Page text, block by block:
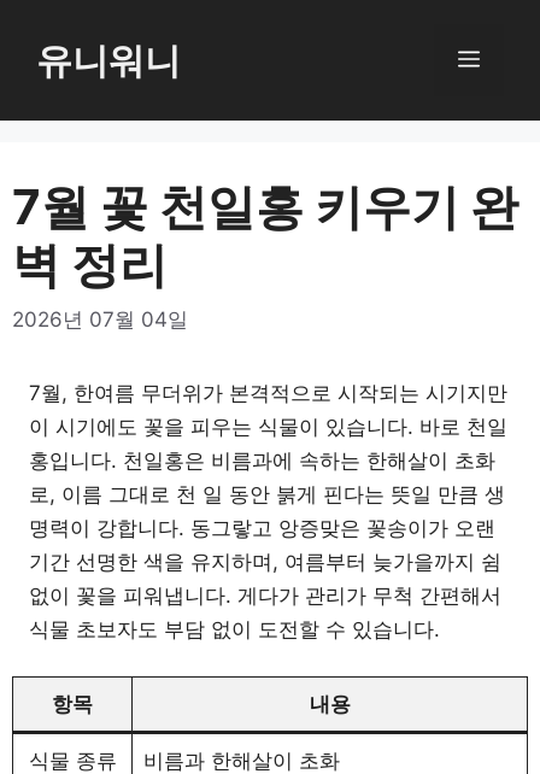
로
너
뛰
기
유니워니 메
7월 꽃 천일홍 키우기 완
벽 정리
2026년 07월 04일
7월, 한여름 무더위가 본격적으로 시작되는 시기지만
이 시기에도 꽃을 피우는 식물이 있습니다. 바로 천일
홍입니다. 천일홍은 비름과에 속하는 한해살이 초화
로, 이름 그대로 천 일 동안 붉게 핀다는 뜻일 만큼 생
명력이 강합니다. 동그랗고 앙증맞은 꽃송이가 오랜
기간 선명한 색을 유지하며, 여름부터 늦가을까지 쉼
없이 꽃을 피워냅니다. 게다가 관리가 무척 간편해서
식물 초보자도 부담 없이 도전할 수 있습니다.
항목 내용
식물 종류 비름과 한해살이 초화